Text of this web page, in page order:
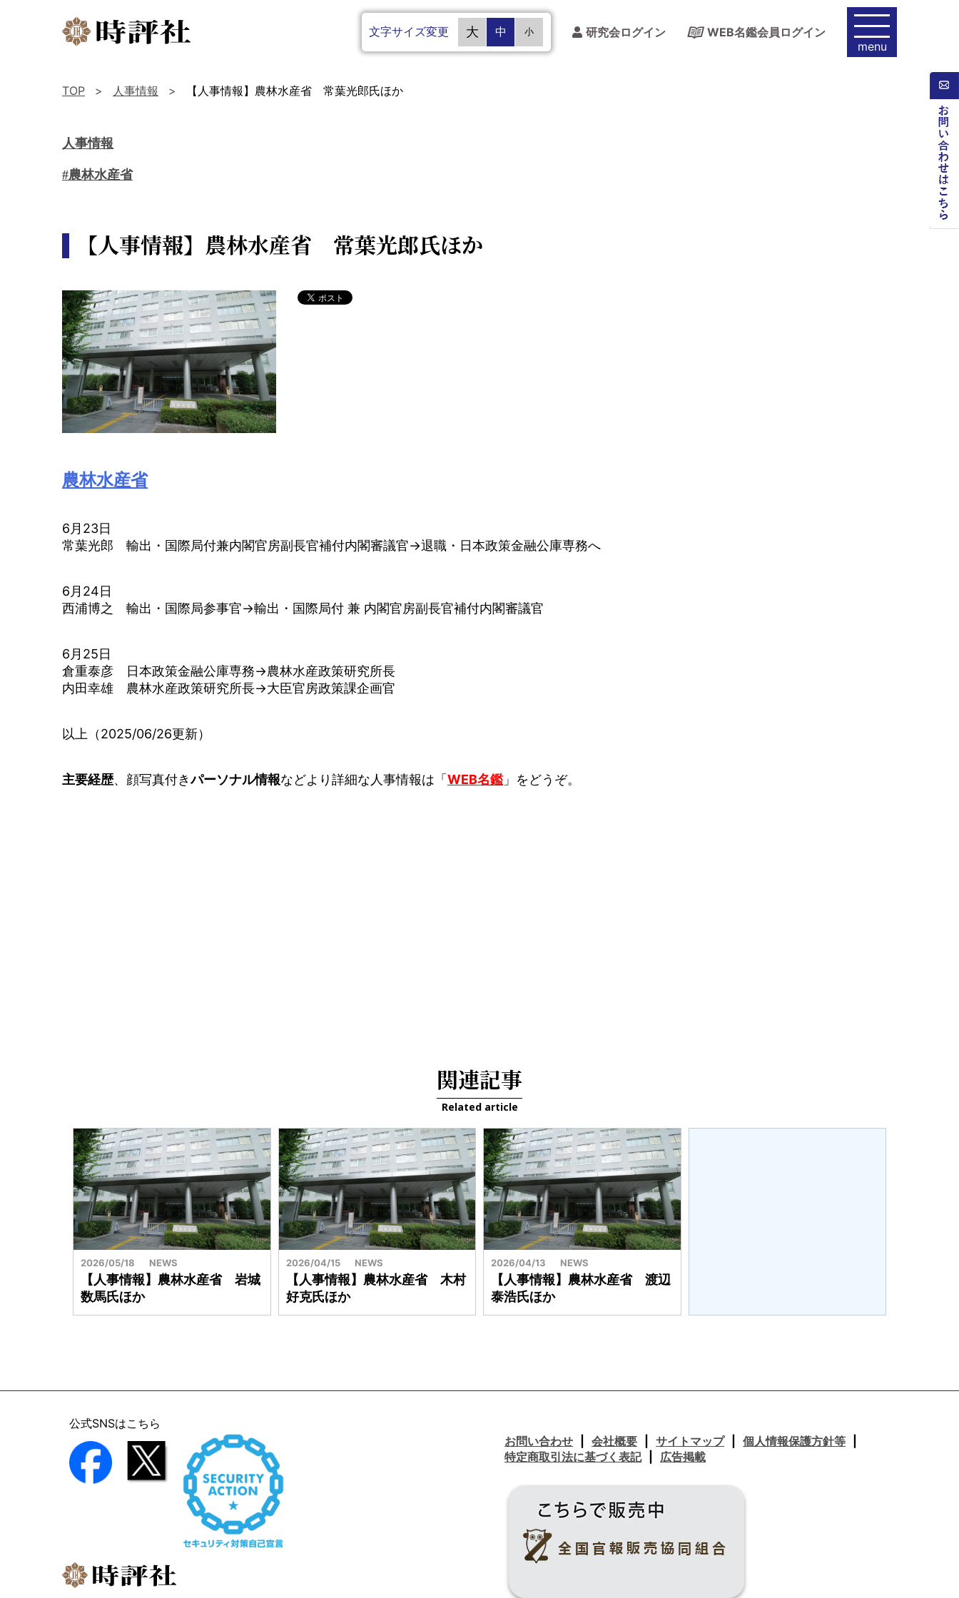
文字サイズ変更 大 中 小 研究会ログイン
WEB名鑑会員ログイン
menu
TOP 人事情報 【人事情報】農林水産省 常葉光郎氏ほか
人事情報
#農林水産省
【人事情報】農林水産省 常葉光郎氏ほか
農林水産省
6月23日
常葉光郎 輸出・国際局付兼内閣官房副長官補付内閣審議官→退職・日本政策金融公庫専務へ
6月24日
西浦博之 輸出・国際局参事官→輸出・国際局付 兼 内閣官房副長官補付内閣審議官
6月25日
倉重泰彦 日本政策金融公庫専務→農林水産政策研究所長
内田幸雄 農林水産政策研究所長→大臣官房政策課企画官
以上（2025/06/26更新）
主要経歴、顔写真付きパーソナル情報などより詳細な人事情報は「 WEB名鑑 」をどうぞ。
関連記事
Related article
2026/05/18 NEWS
【人事情報】農林水産省 岩城
数馬氏ほか
2026/04/15 NEWS
【人事情報】農林水産省 木村
好克氏ほか
2026/04/13 NEWS
【人事情報】農林水産省 渡辺
泰浩氏ほか
公式SNSはこちら
お問い合わせ
会社概要 サイトマップ
個人情報保護方針等
特定商取引法に基づく表記
広告掲載